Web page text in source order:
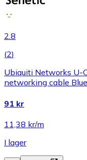
2.8
(2)
Ubiquiti Networks U-
networking cable
91 kr
11,38 kr/m
I lager